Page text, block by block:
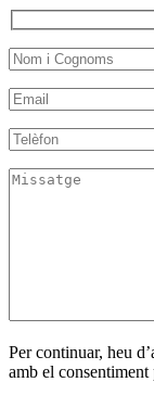
Per continuar, heu
amb el consentiment